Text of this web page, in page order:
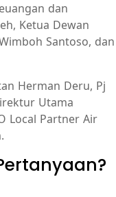
dan
Ketua Dewan
Santoso, dan
Herman Deru, Pj
Utama
Local Partner Air